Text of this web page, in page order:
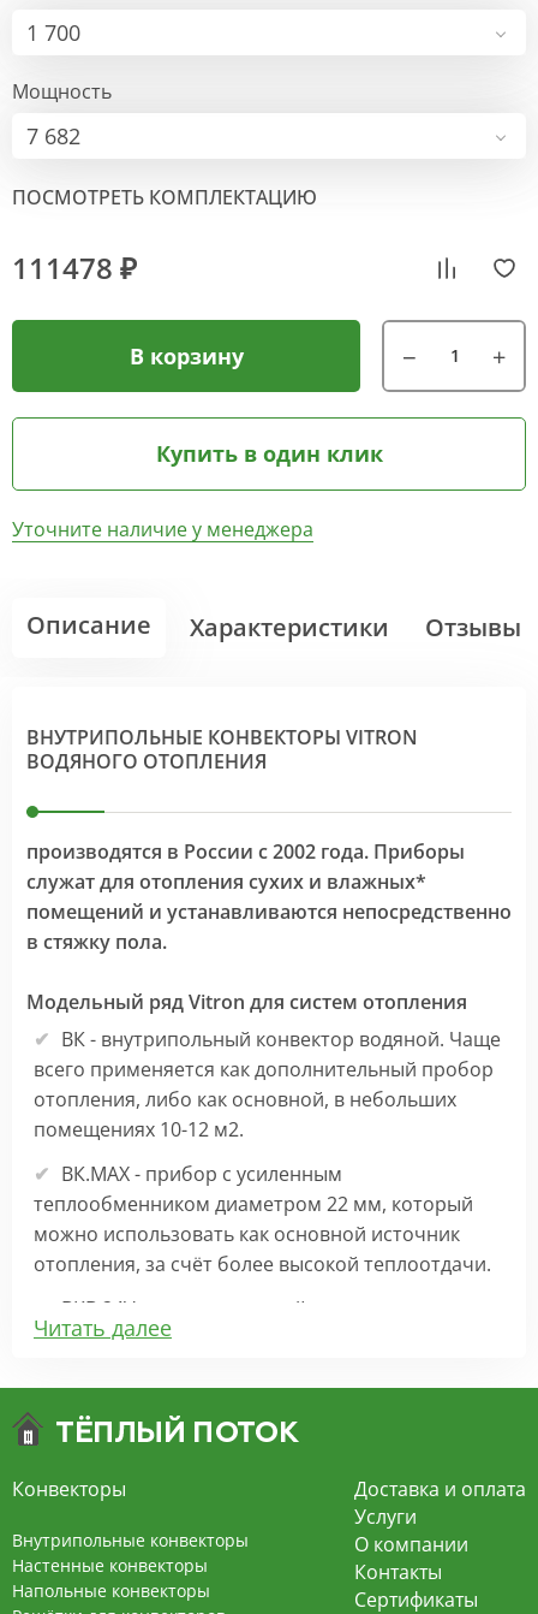
1 700
Мощность
7 682
ПОСМОТРЕТЬ КОМПЛЕКТАЦИЮ
111478 ₽
В корзину
Купить в один клик
Уточните наличие у менеджера
Описание Характеристики Отзывы
ВНУТРИПОЛЬНЫЕ КОНВЕКТОРЫ VITRON
ВОДЯНОГО ОТОПЛЕНИЯ
производятся в России с 2002 года. Приборы
служат для отопления сухих и влажных*
помещений и устанавливаются непосредственно
в стяжку пола.
Модельный ряд Vitron для систем отопления
ВК - внутрипольный конвектор водяной. Чаще
всего применяется как дополнительный пробор
отопления, либо как основной, в небольших
помещениях 10-12 м2.
ВК.МАХ - прибор с усиленным
теплообменником диаметром 22 мм, который
можно использовать как основной источник
отопления, за счёт более высокой теплоотдачи.
ВКВ 24V – внутрипольный конвектор
отопления с вентилятором на 24В подходит для
экономит электроэнергию и бесшумно работает.
конвекцией на 220В. За счет тангенциального
вентилятора создает принудительную
конвекцию, что позволяет обогревать
помещения большой площади.
Читать далее
Конвекторы
Внутрипольные конвекторы
Настенные конвекторы
Напольные конвекторы
Доставка и оплата
Услуги
О компании
Контакты
Сертификаты